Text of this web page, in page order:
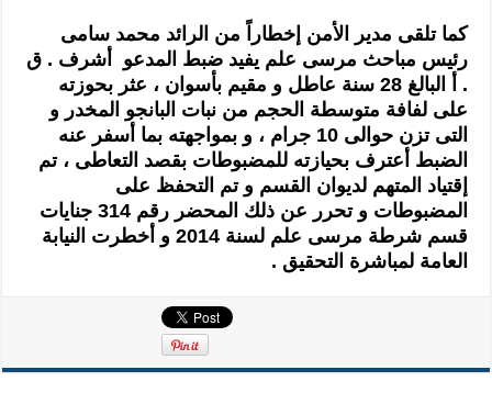
كما تلقى مدير الأمن إخطاراً من الرائد محمد سامى
رئيس مباحث مرسى علم يفيد ضبط المدعو أشرف . ق
. أ البالغ 28 سنة عاطل و مقيم بأسوان ، عثر بحوزته
على لفافة متوسطة الحجم من نبات البانجو المخدر و
التى تزن حوالى 10 جرام ، و بمواجهته بما أسفر عنه
الضبط أعترف بحيازته للمضبوطات بقصد التعاطى ، تم
إقتياد المتهم لديوان القسم و تم التحفظ على
المضبوطات و تحرر عن ذلك المحضر رقم 314 جنايات
قسم شرطة مرسى علم لسنة 2014 و أخطرت النيابة
العامة لمباشرة التحقيق .